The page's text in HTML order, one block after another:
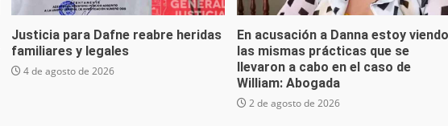
Justicia para Dafne reabre heridas
familiares y legales
4 de agosto de 2026
En acusación a Danna estoy viendo
las mismas prácticas que se
llevaron a cabo en el caso de
William: Abogada
2 de agosto de 2026